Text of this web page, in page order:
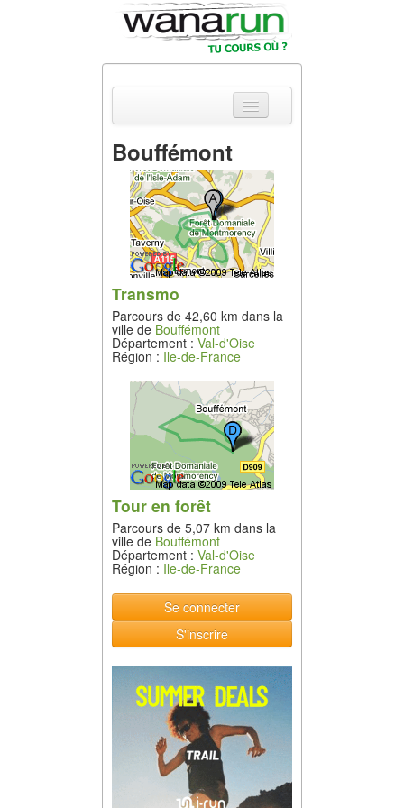
Actualités
Equipements &
Tests
Parcours &
Courses
Outils & Réseaux
Bouffémont
Transmo
Parcours de 42,60 km dans la
ville de Bouffémont
Département : Val-d'Oise
Région : Ile-de-France
Tour en forêt
Parcours de 5,07 km dans la
ville de Bouffémont
Département : Val-d'Oise
Région : Ile-de-France
Se connecter
S'inscrire